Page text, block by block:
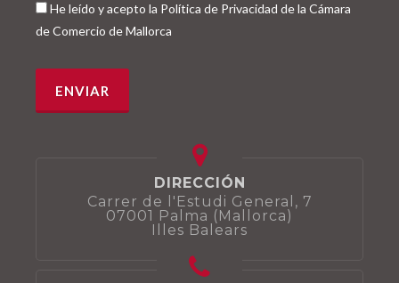
He leído y acepto la Política de Privacidad de la Cámara
de Comercio de Mallorca
DIRECCIÓN
Carrer de l'Estudi General, 7
07001 Palma (Mallorca)
Illes Balears